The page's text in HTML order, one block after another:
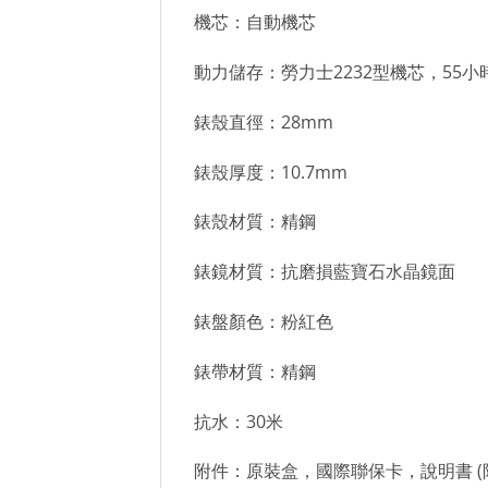
機芯：自動機芯
動力儲存：勞力士2232型機芯，55小
錶殼直徑：28mm
錶殼厚度：10.7mm
錶殼材質：精鋼
錶鏡材質：抗磨損藍寶石水晶鏡面
錶盤顏色：粉紅色
錶帶材質：精鋼
抗水：30米
附件：原裝盒，國際聯保卡，說明書 (